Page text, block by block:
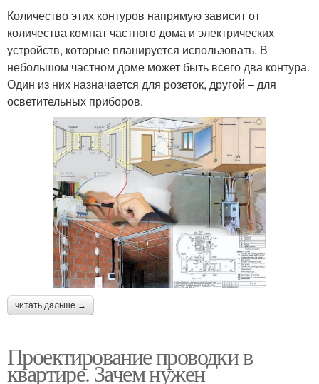
Количество этих контуров напрямую зависит от
количества комнат частного дома и электрических
устройств, которые планируется использовать. В
небольшом частном доме может быть всего два контура.
Один из них назначается для розеток, другой – для
осветительных приборов.
читать дальше →
Проектирование проводки в
квартире. Зачем нужен